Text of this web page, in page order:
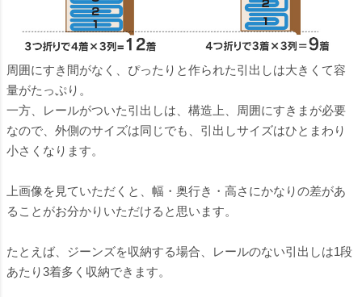
周囲にすき間がなく、ぴったりと作られた引出しは大きくて容
量がたっぷり。
一方、レールがついた引出しは、構造上、周囲にすきまが必要
なので、外側のサイズは同じでも、引出しサイズはひとまわり
小さくなります。
上画像を見ていただくと、幅・奥行き・高さにかなりの差があ
ることがお分かりいただけると思います。
たとえば、ジーンズを収納する場合、レールのない引出しは1段
あたり3着多く収納できます。